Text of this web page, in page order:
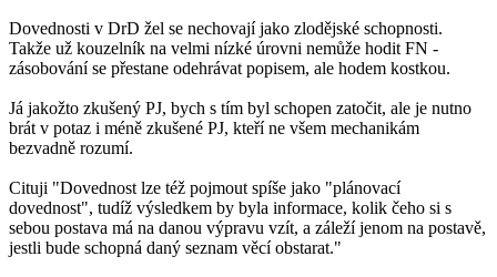
Dovednosti v DrD žel se nechovají jako zlodějské schopnosti.
Takže už kouzelník na velmi nízké úrovni nemůže hodit FN -
zásobování se přestane odehrávat popisem, ale hodem kostkou.
Já jakožto zkušený PJ, bych s tím byl schopen zatočit, ale je nutno
brát v potaz i méně zkušené PJ, kteří ne všem mechanikám
bezvadně rozumí.
Cituji "Dovednost lze též pojmout spíše jako "plánovací
dovednost", tudíž výsledkem by byla informace, kolik čeho si s
sebou postava má na danou výpravu vzít, a záleží jenom na postavě,
jestli bude schopná daný seznam věcí obstarat."